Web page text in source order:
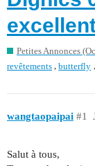
Petites Annonces
revêtements ,butterfly
wangtaopaipai #1
Salut à tous,